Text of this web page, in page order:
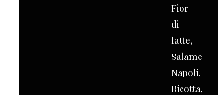
Fior
di
latte,
Salame
Napoli,
Ricotta,